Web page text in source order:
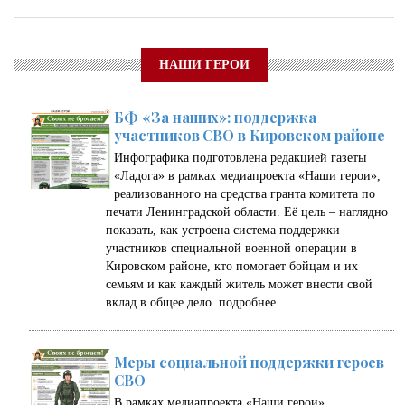
НАШИ ГЕРОИ
БФ «За наших»: поддержка
участников СВО в Кировском районе
Инфографика подготовлена редакцией газеты
«Ладога» в рамках медиапроекта «Наши герои»,
реализованного на средства гранта комитета по
печати Ленинградской области. Её цель – наглядно
показать, как устроена система поддержки
участников специальной военной операции в
Кировском районе, кто помогает бойцам и их
семьям и как каждый житель может внести свой
вклад в общее дело. подробнее
Меры социальной поддержки героев
СВО